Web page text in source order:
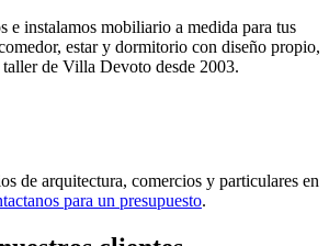
e instalamos mobiliario a medida para tus
estar y dormitorio con diseño propio,
de Villa Devoto desde 2003.
de arquitectura, comercios y particulares en
para un presupuesto.